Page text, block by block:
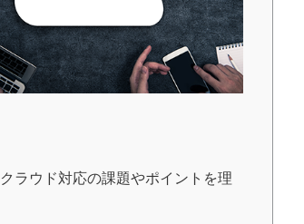
ラウド対応の課題やポイントを理